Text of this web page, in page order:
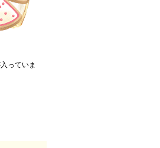
っていま